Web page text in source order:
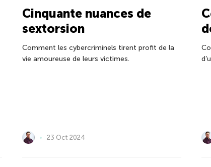
Cinquante nuances de
sextorsion
Comment les cybercriminels tirent profit de la
vie amoureuse de leurs victimes.
23 Oct 2024